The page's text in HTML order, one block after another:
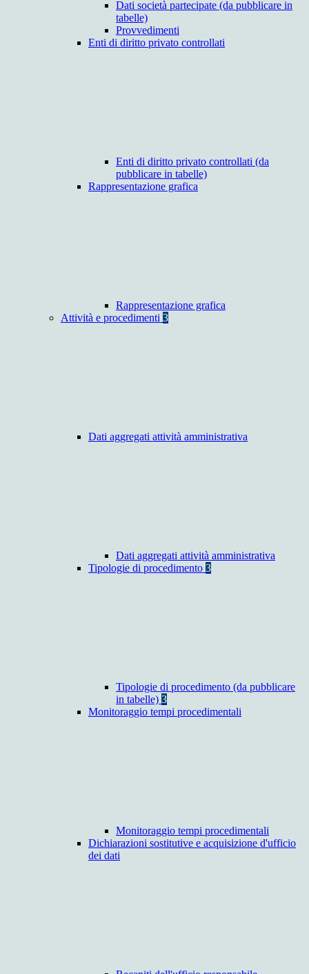
Dati società partecipate (da pubblicare in
tabelle)
Provvedimenti
Enti di diritto privato controllati
Enti di diritto privato controllati (da
pubblicare in tabelle)
Rappresentazione grafica
Rappresentazione grafica
Attività e procedimenti 3
Dati aggregati attività amministrativa
Dati aggregati attività amministrativa
Tipologie di procedimento 3
Tipologie di procedimento (da pubblicare
in tabelle) 3
Monitoraggio tempi procedimentali
Monitoraggio tempi procedimentali
Dichiarazioni sostitutive e acquisizione d'ufficio
dei dati